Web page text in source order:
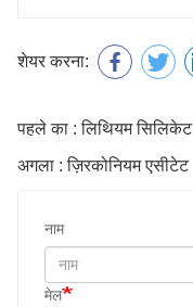
शेयर करना:
पहले का : लिथियम सिलिकेट
अगला : ज़िरकोनियम एसीटेट
नाम
मेल